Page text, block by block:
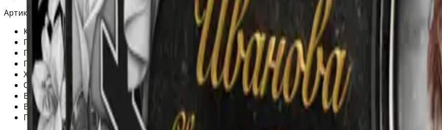
Артикул - Г02-01
Качество гранита: высшее
Гарантия на материал: 40 лет.
Гарантия на установку 3 года.
Полировка: бесплатно (все стороны)
Хранение на складе: бесплатно
Специальное защитное покрытие гравировки: бесплатно
В стоимость гравировки на станке ФИО и дат включено любое количество символов
В стоимость гравировки портрета входит обработка, ретушь и подготовка фотографии.
Гравировка дополнительных изображений на станке включает в себя любое количество изображений